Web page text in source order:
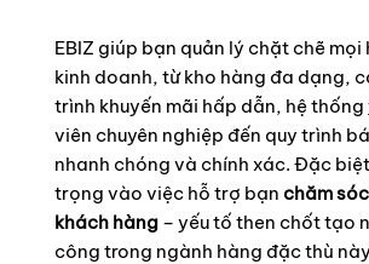
EBIZ giúp bạn quản lý chặt chẽ
kinh doanh, từ kho hàng đa dạng,
trình khuyến mãi hấp dẫn, hệ thống
viên chuyên nghiệp đến quy trình
nhanh chóng và chính xác. Đặc
trọng vào việc hỗ trợ bạn chăm
khách hàng – yếu tố then chốt tạo
công trong ngành hàng đặc thù